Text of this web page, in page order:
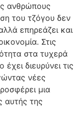
ανθρώπους
του τζόγου δεν
επηρεάζει και
Στις
στα τυχερά
διευρύνει τις
νέες
μια
αυτής της